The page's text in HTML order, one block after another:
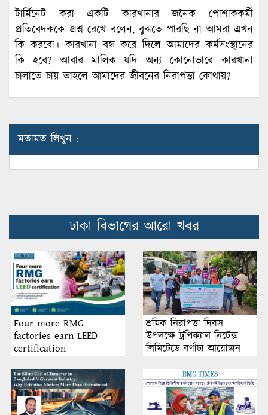
টার্মিনেট করা একটি কারখানার জনৈক পোশাককর্মী
প্রতিবেদককে প্রশ্ন রেখে বলেন, বুঝতে পারছি না আমরা এখন
কি করবো। কারখানা বন্ধ করে দিলে আমাদের কর্মসংস্থানের
কি হবে? আবার মালিক যদি অন্য কোনোভাবে কারখানা
চালাতে চায় তাহলে আমাদের জীবনের নিরাপত্তা কোথায়?
মতামত লিখুন :
ঢাকা বিভাগের আরো খবর
Four more RMG
factories earn LEED
certification
শ্রমিক নিরাপত্তা দিবস
উপলক্ষে ট্রপিক্যাল নিটেক্স
লিমিটেডে বর্ণাঢ্য আয়োজন